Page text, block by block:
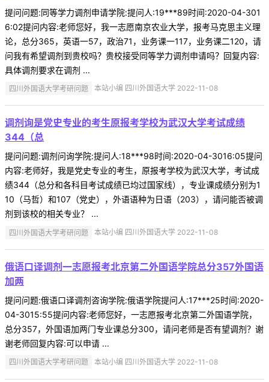
提问问题:同等学力调剂申请学院:提问人:19***89时间:2020-04-301
6:02提问内容:老师您好，我一志愿南京农业大学，报考马克思主义理
论，总分365，英语一57，政治71，业务课一117，业务课二120，请
问我有希望调剂到贵校吗？贵校接受同等学力调剂申请吗？回复内容:
具体调剂要求在调剂 ...
四川外国语大学考研问题 本站小编 四川外国语大学 2022-11-08
调剂询是党史专业的考生原报考学校为武汉大学考试成绩
344（总
提问问题:调剂问询学院:提问人:18***98时间:2020-04-3016:05提问
内容:老师好，我是党史专业的考生，原报考学校为武汉大学，考试成
绩344（总分和各科目考试成绩已均过国家线），专业课成绩分别为1
10（马哲）和107（党史），外语语种为日语（203），请问能否被调
剂到该校的相关专业？ ...
四川外国语大学考研问题 本站小编 四川外国语大学 2022-11-08
俄语口译调剂一志愿报考北京第二外国语学院总分357外国语
加两
提问问题:俄语口译调剂咨询学院:俄语学院提问人:17***25时间:2020-
04-3015:55提问内容:老师您好，一志愿报考北京第二外国语学院，
总分357，外国语加两门专业课总分300，请问老师是否有望调剂？谢
谢老师回复内容:可以申请 ...
四川外国语大学考研问题 本站小编 四川外国语大学 2022-11-08